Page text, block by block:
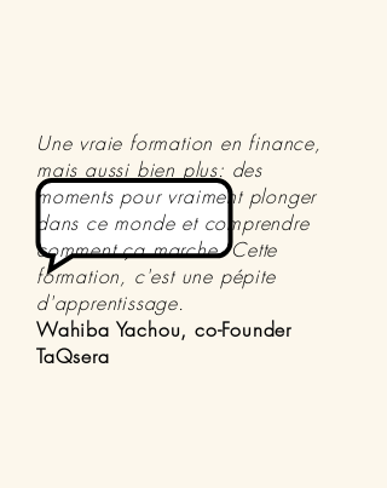
Une vraie formation en finance,
mais aussi bien plus: des
moments pour vraiment plonger
dans ce monde et comprendre
comment ça marche. Cette
formation, c'est une pépite
d'apprentissage.
Wahiba Yachou, co-Founder
TaQsera